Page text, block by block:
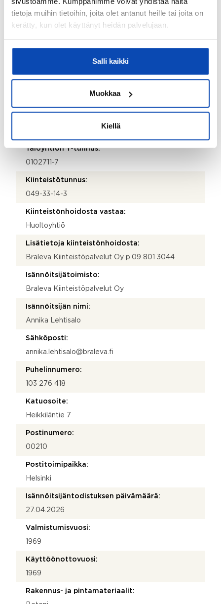
tietoja muihin tietoihin, joita olet antanut heille tai joita on
kerätty, kun olet käyttänyt heidän palvelujaan.
Salli kaikki
Muokkaa
Kiellä
eteisen kaappien ovet.
Asunto Oy Soukanmäki
Taloyhtiön Y-tunnus:
0102711-7
Kiinteistötunnus:
049-33-14-3
Kiinteistönhoidosta vastaa:
Huoltoyhtiö
Lisätietoja kiinteistönhoidosta:
Braleva Kiinteistöpalvelut Oy p.09 801 3044
Isännöitsijätoimisto:
Braleva Kiinteistöpalvelut Oy
Isännöitsijän nimi:
Annika Lehtisalo
Sähköposti:
annika.lehtisalo@braleva.fi
Puhelinnumero:
103 276 418
Katuosoite:
Heikkiläntie 7
Postinumero:
00210
Postitoimipaikka:
Helsinki
Isännöitsijäntodistuksen päivämäärä:
27.04.2026
Valmistumisvuosi:
1969
Käyttöönottovuosi:
1969
Rakennus- ja pintamateriaalit: